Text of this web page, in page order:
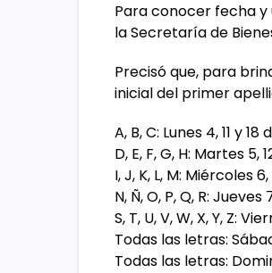
Para conocer fecha y
la Secretaría de
Precisó que, para
inicial del primer
A, B, C: Lunes 4, 11 y
D, E, F, G, H: Martes 5,
I, J, K, L, M: Miércoles
N, Ñ, O, P, Q, R:
S, T, U, V, W, X, Y, Z:
Todas las letras:
Todas las letras: